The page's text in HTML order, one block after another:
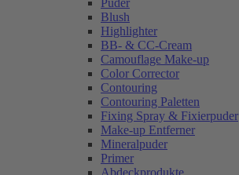
Puder
Blush
Highlighter
BB- & CC-Cream
Camouflage Make-up
Color Corrector
Contouring
Contouring Paletten
Fixing Spray & Fixierpuder
Make-up Entferner
Mineralpuder
Primer
Abdeckprodukte